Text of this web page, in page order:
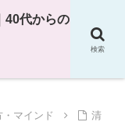
ニング独立の現実
・マインド
清
40代からの
検索